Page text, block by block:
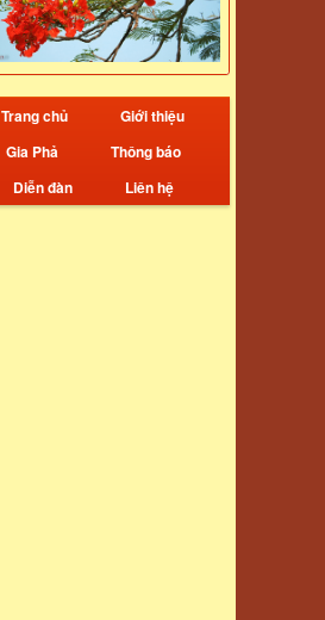
Trang chủ
Giới thiệu
Gia Phả
Thông báo
Diễn đàn
Liên hệ